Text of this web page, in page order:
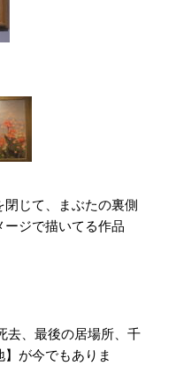
じて、まぶたの裏側
ジで描いてる作品
去、最後の居場所、千
が今でもありま